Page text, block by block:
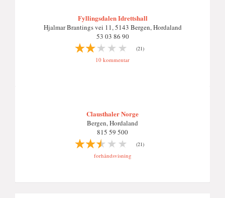
Fyllingsdalen Idrettshall
Hjalmar Brantings vei 11, 5143 Bergen, Hordaland
53 03 86 90
(21)
10 kommentar
Clausthaler Norge
Bergen, Hordaland
815 59 500
(21)
forhåndsvisning